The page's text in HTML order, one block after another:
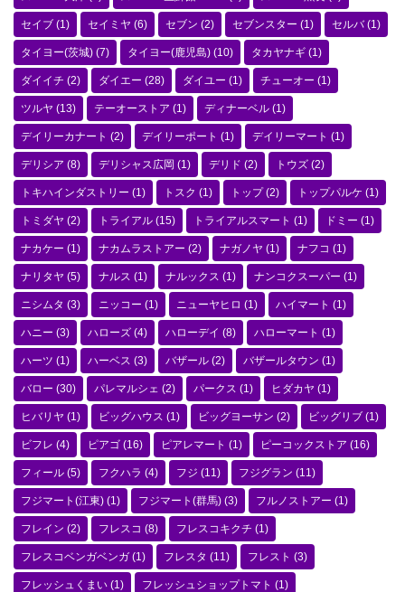
セイブ (1) セイミヤ (6) セブン (2) セブンスター (1) セルバ(1)
タイヨー(茨城) (7) タイヨー(鹿児島) (10) タカヤナギ (1)
ダイイチ (2) ダイエー (28) ダイユー (1) チューオー (1)
ツルヤ (13) テーオーストア (1) ディナーベル (1)
デイリーカナート (2) デイリーポート (1) デイリーマート (1)
デリシア (8) デリシャス広岡 (1) デリド (2) トウズ (2)
トキハインダストリー (1) トスク (1) トップ(2) トップパルケ (1)
トミダヤ (2) トライアル (15) トライアルスマート (1) ドミー (1)
ナカケー (1) ナカムラストアー (2) ナガノヤ (1) ナフコ (1)
ナリタヤ (5) ナルス (1) ナルックス (1) ナンコクスーパー (1)
ニシムタ (3) ニッコー (1) ニューヤヒロ (1) ハイマート (1)
ハニー (3) ハローズ (4) ハローデイ (8) ハローマート (1)
ハーツ (1) ハーベス (3) バザール (2) バザールタウン (1)
バロー (30) パレマルシェ (2) パークス (1) ヒダカヤ (1)
ヒバリヤ (1) ビッグハウス (1) ビッグヨーサン (2) ビッグリブ (1)
ビフレ (4) ピアゴ (16) ピアレマート (1) ピーコックストア (16)
フィール (5) フクハラ (4) フジ (11) フジグラン (11)
フジマート(江東) (1) フジマート(群馬) (3) フルノストアー (1)
フレイン (2) フレスコ (8) フレスコキクチ (1)
フレスコベンガベンガ (1) フレスタ (11) フレスト (3)
フレッシュくまい (1) フレッシュショップトマト (1)